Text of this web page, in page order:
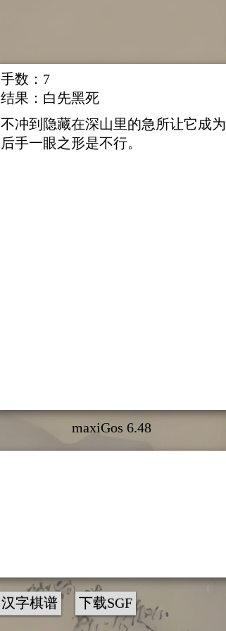
手数： 7
结果： 白先黑死
不冲到隐藏在深山里的急所让它成为
后手一眼之形是不行。
maxiGos 6.48
汉字棋谱 下载SGF